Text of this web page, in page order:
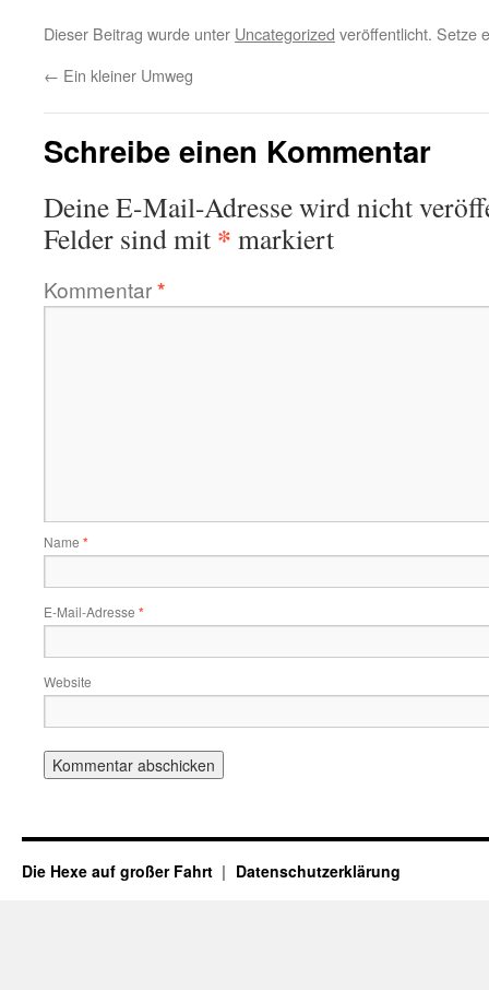
Dieser Beitrag wurde unter Uncategorized veröffentlicht. Setze
← Ein kleiner Umweg
Schreibe einen Kommentar
Deine E-Mail-Adresse wird nicht
Felder sind mit * markiert
Kommentar*
Name *
E-Mail-Adresse *
Website
Die Hexe auf großer Fahrt Datenschutzerklärung